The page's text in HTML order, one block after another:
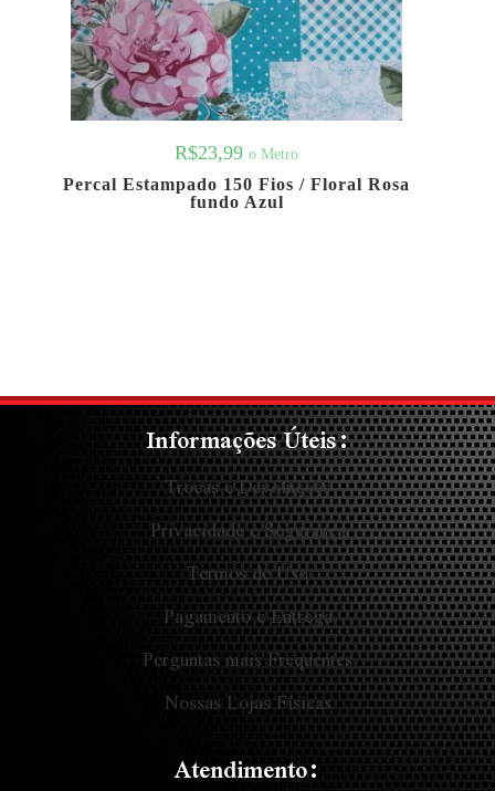
R$23,99 o Metro
Percal Estampado 150 Fios / Floral Rosa
fundo Azul
Informações Úteis:
Trocas e Devoluções
Privacidade e Segurança
Termos de Uso
Pagamento e Entrega
Perguntas mais Frequentes
Nossas Lojas Físicas
Atendimento: